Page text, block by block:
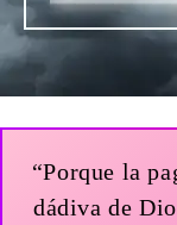
“Porque la
dádiva de